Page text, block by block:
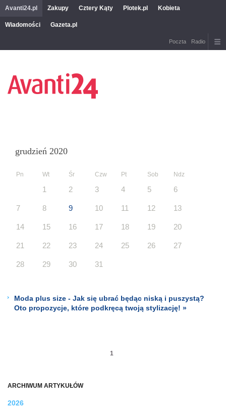
Avanti24.pl Zakupy Cztery Kąty Plotek.pl Kobieta
Wiadomości Gazeta.pl
Poczta Radio
ARCHIWUM ARTYKUŁÓW
2026
grudzień 2020
Pn Wt Śr Czw Pt Sob Ndz
1 2 3 4 5 6
7 8 9 10 11 12 13
14 15 16 17 18 19 20
21 22 23 24 25 26 27
28 29 30 31
Moda plus size - Jak się ubrać będąc niską i puszystą?
Oto propozycje, które podkręcą twoją stylizację! »
1